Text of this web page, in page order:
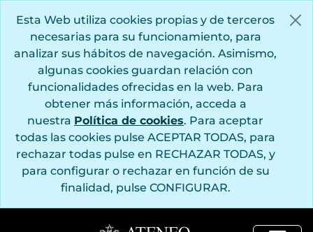
Esta Web utiliza cookies propias y de terceros
necesarias para su funcionamiento, para
analizar sus hábitos de navegación. Asimismo,
algunas cookies guardan relación con
funcionalidades ofrecidas en la web. Para
obtener más información, acceda a
nuestra Política de cookies. Para aceptar
todas las cookies pulse ACEPTAR TODAS, para
rechazar todas pulse en RECHAZAR TODAS, y
para configurar o rechazar en función de su
finalidad, pulse CONFIGURAR.